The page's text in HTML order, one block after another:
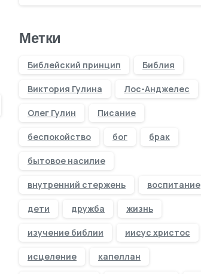
Метки
Библейский принцип Библия
Виктория Гулина Лос-Анджелес
Олег Гулин Писание
беспокойство бог брак
бытовое насилие
внутренний стержень воспитание
дети дружба жизнь
изучение библии иисус христос
исцеление капеллан